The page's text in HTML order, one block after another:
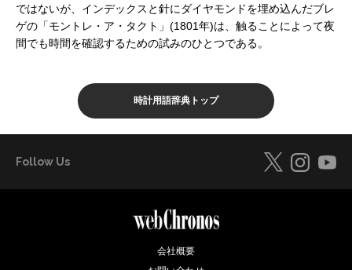
ではないが、インデックスと針にダイヤモンドを埋め込んだブレ
ゲの「モントレ・ア・タクト」(1801年)は、触ることによって夜
間でも時間を確認するための試みのひとつである。
時計用語辞典トップ
Follow Us
会社概要